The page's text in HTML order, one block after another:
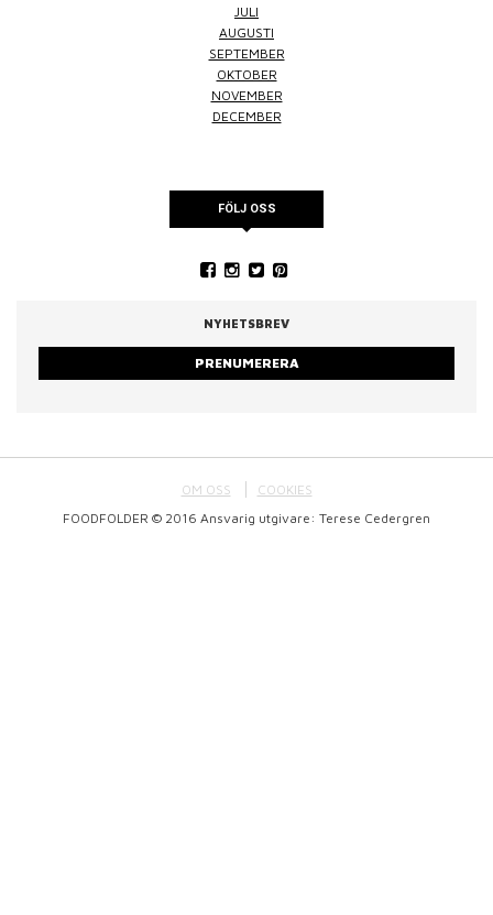
JULI
AUGUSTI
SEPTEMBER
OKTOBER
NOVEMBER
DECEMBER
FÖLJ OSS
NYHETSBREV
PRENUMERERA
OM OSS
COOKIES
FOODFOLDER © 2016 Ansvarig utgivare: Terese Cedergren